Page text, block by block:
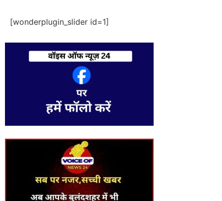
[wonderplugin_slider id=1]